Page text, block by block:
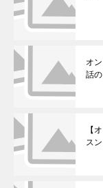
オ
話
【
ス